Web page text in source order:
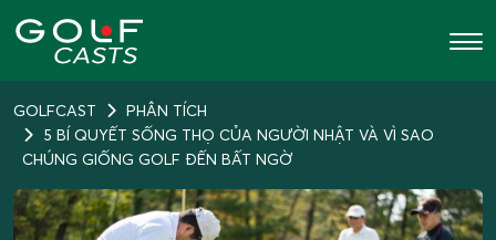
GOLFCAST
PHÂN TÍCH
5 BÍ QUYẾT SỐNG THỌ CỦA NGƯỜI NHẬT VÀ VÌ SAO
CHÚNG GIỐNG GOLF ĐẾN BẤT NGỜ